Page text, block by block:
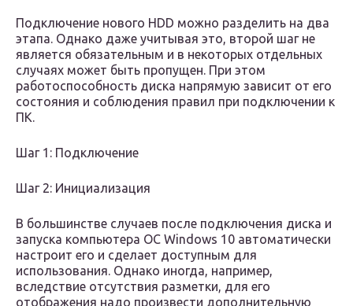
Подключение нового HDD можно разделить на два
этапа. Однако даже учитывая это, второй шаг не
является обязательным и в некоторых отдельных
случаях может быть пропущен. При этом
работоспособность диска напрямую зависит от его
состояния и соблюдения правил при подключении к
ПК.
Шаг 1: Подключение
Шаг 2: Инициализация
В большинстве случаев после подключения диска и
запуска компьютера ОС Windows 10 автоматически
настроит его и сделает доступным для
использования. Однако иногда, например,
вследствие отсутствия разметки, для его
отображения надо произвести дополнительную